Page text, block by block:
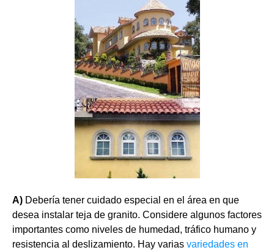
A) Debería tener cuidado especial en el área en que
desea instalar teja de granito. Considere algunos factores
importantes como niveles de humedad, tráfico humano y
resistencia al deslizamiento. Hay varias variedades en